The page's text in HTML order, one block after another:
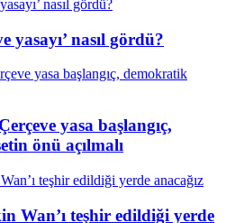
yasayı’ nasıl gördü?
yasa başlangıç,
önü açılmalı
Wan’ı teşhir edildiği yerde